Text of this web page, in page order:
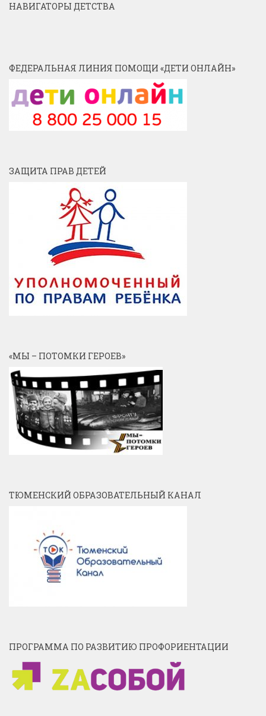
НАВИГАТОРЫ ДЕТСТВА
ФЕДЕРАЛЬНАЯ ЛИНИЯ ПОМОЩИ «ДЕТИ ОНЛАЙН»
ЗАЩИТА ПРАВ ДЕТЕЙ
«МЫ – ПОТОМКИ ГЕРОЕВ»
ТЮМЕНСКИЙ ОБРАЗОВАТЕЛЬНЫЙ КАНАЛ
ПРОГРАММА ПО РАЗВИТИЮ ПРОФОРИЕНТАЦИИ